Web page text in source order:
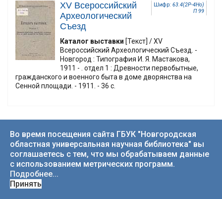
Шифр: 63.4(2Р-4Но)
П 99
XV Всероссийский
Археологический
Съезд
Каталог выставки [Текст] / XV
Всероссийский Археологический Съезд. -
Новгород : Типография И. Я. Мастакова,
1911 - . отдел 1 : Древности первобытные,
гражданского и военного быта в доме дворянства на
Сенной площади. - 1911. - 36 с.
Шифр:63.4(2Р-4Но)
XV Всероссийский
Археологический
съезд (1911 ; Новгород)
Каталог выставки XV Всероссийского
Во время посещения сайта ГБУК "Новгородская
областная универсальная научная библиотека" вы
соглашаетесь с тем, что мы обрабатываем данные
с использованием метрических программ.
Подробнее...
Принять